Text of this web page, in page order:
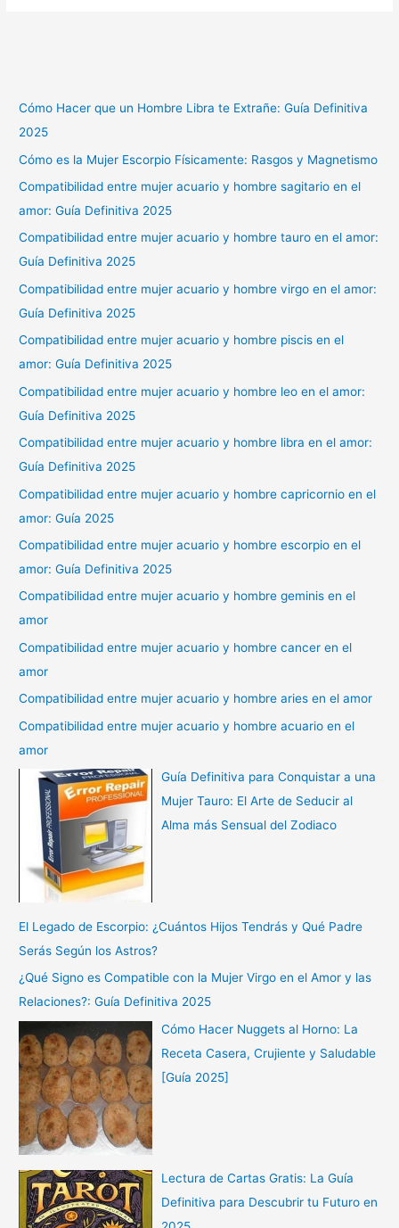
Cómo Hacer que un Hombre Libra te Extrañe: Guía Definitiva
2025
Cómo es la Mujer Escorpio Físicamente: Rasgos y Magnetismo
Compatibilidad entre mujer acuario y hombre sagitario en el
amor: Guía Definitiva 2025
Compatibilidad entre mujer acuario y hombre tauro en el amor:
Guía Definitiva 2025
Compatibilidad entre mujer acuario y hombre virgo en el amor:
Guía Definitiva 2025
Compatibilidad entre mujer acuario y hombre piscis en el
amor: Guía Definitiva 2025
Compatibilidad entre mujer acuario y hombre leo en el amor:
Guía Definitiva 2025
Compatibilidad entre mujer acuario y hombre libra en el amor:
Guía Definitiva 2025
Compatibilidad entre mujer acuario y hombre capricornio en el
amor: Guía 2025
Compatibilidad entre mujer acuario y hombre escorpio en el
amor: Guía Definitiva 2025
Compatibilidad entre mujer acuario y hombre geminis en el
amor
Compatibilidad entre mujer acuario y hombre cancer en el
amor
Compatibilidad entre mujer acuario y hombre aries en el amor
Compatibilidad entre mujer acuario y hombre acuario en el
amor
Guía Definitiva para Conquistar a una
Mujer Tauro: El Arte de Seducir al
Alma más Sensual del Zodiaco
El Legado de Escorpio: ¿Cuántos Hijos Tendrás y Qué Padre
Serás Según los Astros?
¿Qué Signo es Compatible con la Mujer Virgo en el Amor y las
Relaciones?: Guía Definitiva 2025
Cómo Hacer Nuggets al Horno: La
Receta Casera, Crujiente y Saludable
[Guía 2025]
Lectura de Cartas Gratis: La Guía
Definitiva para Descubrir tu Futuro en